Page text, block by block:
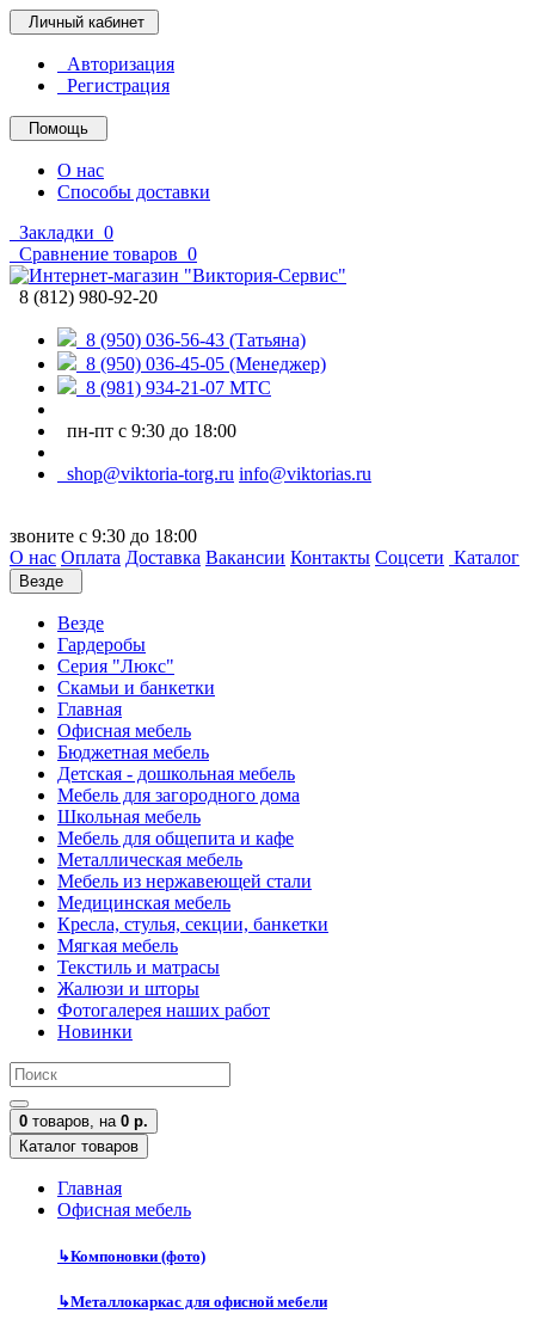
Личный кабинет
Авторизация
Регистрация
Помощь
О нас
Способы доставки
Закладки 0
Сравнение товаров 0
8 (812) 980-92-20
8 (950) 036-56-43 (Татьяна)
8 (950) 036-45-05 (Менеджер)
8 (981) 934-21-07 МТС
пн-пт с 9:30 до 18:00
shop@viktoria-torg.ru info@viktorias.ru
звоните с 9:30 до 18:00
О нас Оплата Доставка Вакансии Контакты Соцсети Каталог
Везде
Везде
Гардеробы
Серия "Люкс"
Скамьи и банкетки
Главная
Офисная мебель
Бюджетная мебель
Детская - дошкольная мебель
Мебель для загородного дома
Школьная мебель
Мебель для общепита и кафе
Металлическая мебель
Мебель из нержавеющей стали
Медицинская мебель
Кресла, стулья, секции, банкетки
Мягкая мебель
Текстиль и матрасы
Жалюзи и шторы
Фотогалерея наших работ
Новинки
0 товаров, на 0 р.
Каталог товаров
Главная
Офисная мебель
↳Компоновки (фото)
↳Металлокаркас для офисной мебели